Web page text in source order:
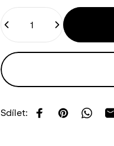
Štítek
Sdílet: Sdílet naSdílet na
Sdílet